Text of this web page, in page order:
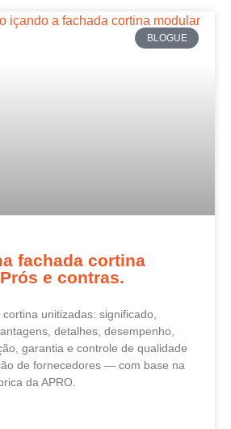
BLOGUE
fachada cortina
e contras.
unitizadas: significado,
detalhes, desempenho,
garantia e controle de qualidade
de fornecedores — com base na
da APRO.